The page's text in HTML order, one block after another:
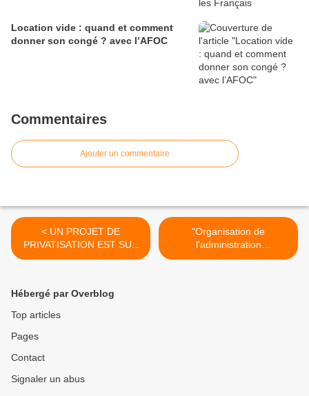
Location vide : quand et comment
donner son congé ? avec l’AFOC
Commentaires
Ajouter un commentaire
< UN PROJET DE
PRIVATISATION EST SUR
LA TABLE - 100708
"Organisation de
l'administration
départementale de l'Etat" -
Hébergé par Overblog
Top articles
Pages
Contact
Signaler un abus